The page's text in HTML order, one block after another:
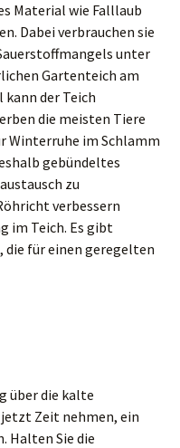
Material wie Falllaub
Dabei verbrauchen sie
unter
Gartenteich am
der Teich
die meisten Tiere
Winterruhe im Schlamm
gebündeltes
zu
verbessern
im Teich. Es gibt
die für einen geregelten
über die kalte
Zeit nehmen, ein
Halten Sie die